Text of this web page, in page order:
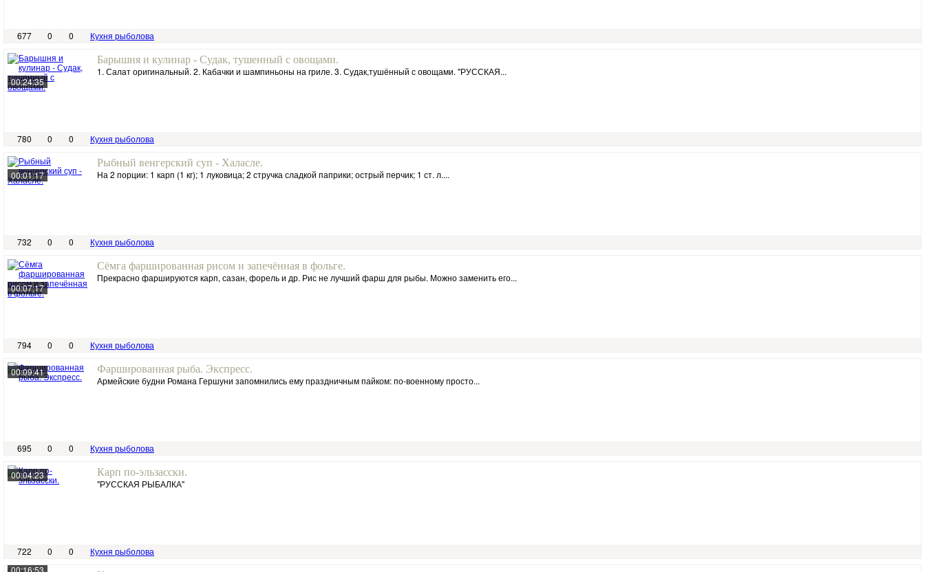
677 0 0 Кухня рыболова
00:24:35
Барышня и кулинар - Судак, тушенный с овощами.
1. Салат оригинальный. 2. Кабачки и шампиньоны на гриле. 3. Судак,тушённый с овощами. "РУССКАЯ...
780 0 0 Кухня рыболова
00:01:17
Рыбный венгерский суп - Халасле.
На 2 порции: 1 карп (1 кг); 1 луковица; 2 стручка сладкой паприки; острый перчик; 1 ст. л....
732 0 0 Кухня рыболова
00:07:17
Сёмга фаршированная рисом и запечённая в фольге.
Прекрасно фаршируются карп, сазан, форель и др. Рис не лучший фарш для рыбы. Можно заменить его...
794 0 0 Кухня рыболова
00:09:41
Фаршированная рыба. Экспресс.
Армейские будни Романа Гершуни запомнились ему праздничным пайком: по-военному просто...
695 0 0 Кухня рыболова
00:04:23
Карп по-эльзасски.
"РУССКАЯ РЫБАЛКА"
722 0 0
Кухня рыболова
00:16:53